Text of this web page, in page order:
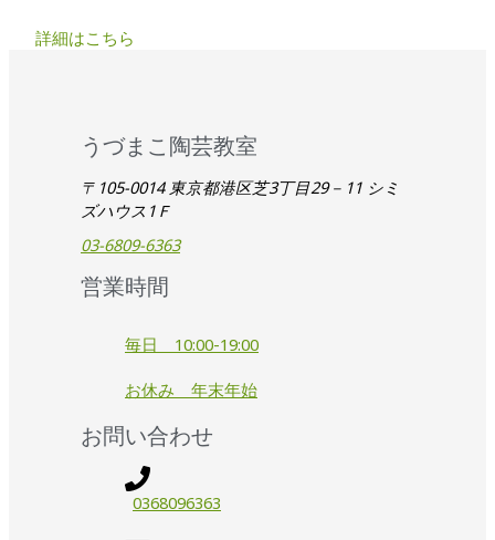
詳細はこちら
うづまこ陶芸教室
〒105-0014 東京都港区芝3丁目29－11 シミ
ズハウス1Ｆ
03-6809-6363
営業時間
毎日 10:00-19:00
お休み 年末年始
お問い合わせ
0368096363